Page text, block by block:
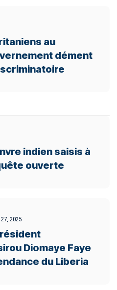
au
dément
indien saisis à
ouverte
2025
Diomaye Faye
du Liberia